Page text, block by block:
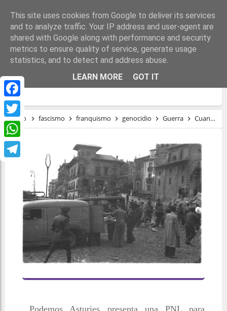
Facebook
Twitter
WhatsApp
CUANDO ASTURIES FUE BOMBARDEADA
POR LOS NAZIS
Inicio fascismo franquismo genocidio Guerra Cuando Asturies fue bombardeada por los nazis
Podemos Asturies presenta una PNL para
This site uses cookies from Google to deliver its services
and to analyze traffic. Your IP address and user-agent are
shared with Google along with performance and security
metrics to ensure quality of service, generate usage
statistics, and to detect and address abuse.
LEARN MORE
GOT IT